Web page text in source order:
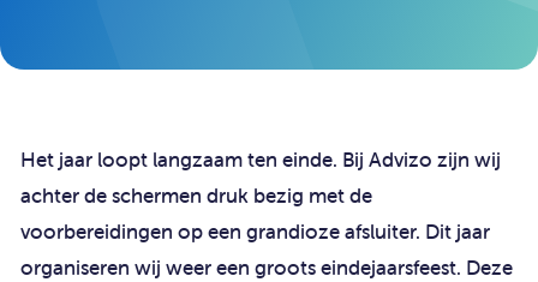
Het jaar loopt langzaam ten einde. Bij Advizo zijn wij
achter de schermen druk bezig met de
voorbereidingen op een grandioze afsluiter. Dit jaar
organiseren wij weer een groots eindejaarsfeest. Deze